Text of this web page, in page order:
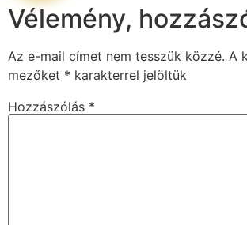
Vélemény,
Az e-mail címet nem tesszük közzé. A
mezőket * karakterrel jelöltük
Hozzászólás *